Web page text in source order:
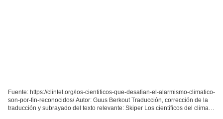
Fuente: https://clintel.org/los-cientificos-que-desafian-el-alarmismo-climatico-
son-por-fin-reconocidos/ Autor: Guus Berkout Traducción, corrección de la
traducción y subrayado del texto relevante: Skiper Los científicos del clima